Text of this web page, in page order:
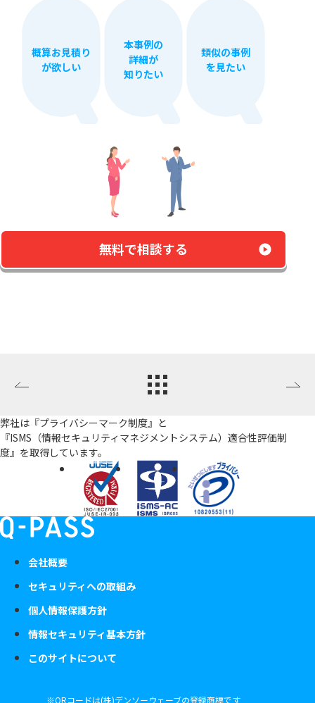
概算お見積り
が欲しい
本事例の
詳細が
知りたい
類似の事例
を見たい
無料で​相談する​
弊社は『プライバシーマーク制度』と
『ISMS（情報セキュリティマネジメントシステム）適合性評価制
度』を取得しています。
会社概要
セキュリティへの取組み
個人情報保護方針
情報セキュリティ基本方針
このサイトについて
※QRコードは(株)デンソーウェーブの登録商標です